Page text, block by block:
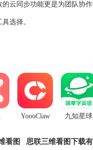
云同步功能更是为团队协
选择。
YoooClaw 九知星球
看图 思联三维看图下载